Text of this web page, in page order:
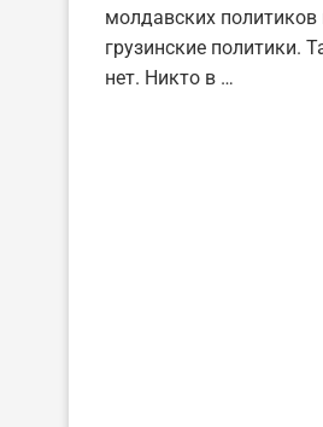
молдавских
грузинские политики.
нет. Никто в …